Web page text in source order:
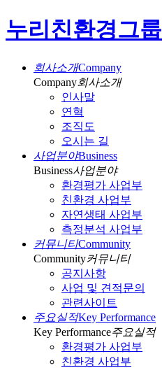
누리친환경그룹
회사소개Company
Company회사소개
인사말
연혁
조직도
오시는 길
사업분야Business
Business사업분야
환경평가 사업부
친환경 사업부
자연생태 사업부
측정분석 사업부
커뮤니티Community
Community커뮤니티
공지사항
사업 및 견적문의
관련사이트
주요실적Key Performance
Key Performance주요실적
환경평가 사업부
친환경 사업부